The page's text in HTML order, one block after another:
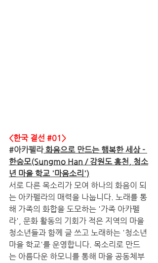
<한국 결선 #01>
#아카펠라 화음으로 만드는 행복한 세상 -
한승모(Sungmo Han / 강원도 홍천, 청소
년 마을 학교 '마음소리')
서로 다른 목소리가 모여 하나의 화음이 되
는 아카펠라의 매력을 나눕니다. 노래를 통
해 가족의 화합을 도모하는 '가족 아카펠
라', 문화 활동의 기회가 적은 지역의 마을
청소년들과 함께 글 쓰고 노래하는 '청소년
마을 학교'를 운영합니다. 목소리로 만드
는 아름다운 하모니를 통해 마을 공동체부